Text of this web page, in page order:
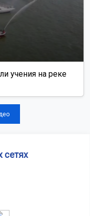
учения на реке
сетях